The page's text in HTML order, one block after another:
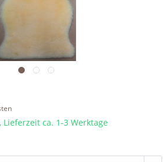
ca. 1-3 Werktage